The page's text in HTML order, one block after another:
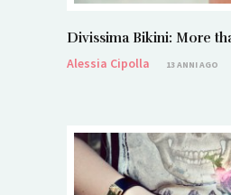
Divissima Bikini: More
Alessia Cipolla
13 ANNI AGO